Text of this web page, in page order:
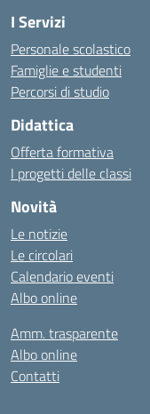
I Servizi
Personale scolastico
Famiglie e studenti
Percorsi di studio
Didattica
Offerta formativa
I progetti delle classi
Novità
Le notizie
Le circolari
Calendario eventi
Albo online
Amm. trasparente
Albo online
Contatti